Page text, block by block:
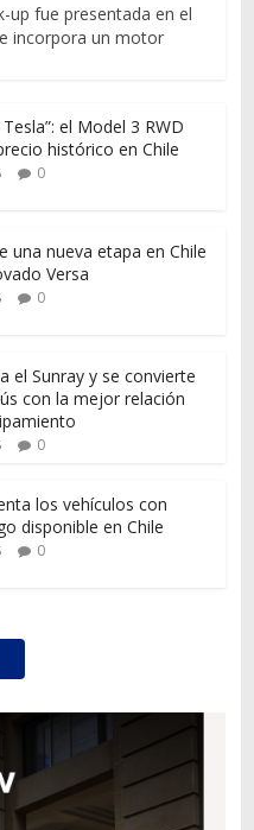
up fue presentada en el
incorpora un motor
el Model 3 RWD
histórico en Chile
0
una nueva etapa en Chile
Versa
0
el Sunray y se convierte
con la mejor relación
0
los vehículos con
disponible en Chile
0